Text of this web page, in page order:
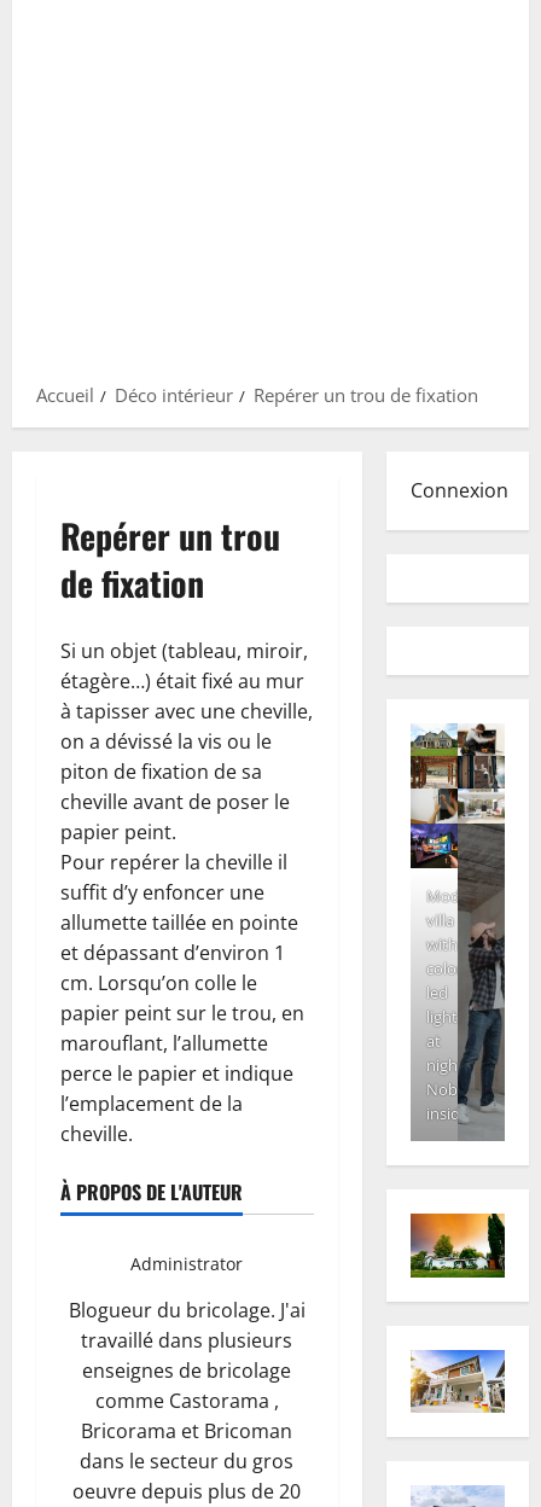
Accueil Déco intérieur Repérer un trou de fixation
Repérer un trou
de fixation
Si un objet (tableau, miroir,
étagère…) était fixé au mur
à tapisser avec une cheville,
on a dévissé la vis ou le
piton de fixation de sa
cheville avant de poser le
papier peint.
Pour repérer la cheville il
suffit d’y enfoncer une
allumette taillée en pointe
et dépassant d’environ 1
cm. Lorsqu’on colle le
papier peint sur le trou, en
marouflant, l’allumette
perce le papier et indique
l’emplacement de la
cheville.
À PROPOS DE L'AUTEUR
Administrator
Blogueur du bricolage. J'ai
travaillé dans plusieurs
enseignes de bricolage
comme Castorama ,
Bricorama et Bricoman
dans le secteur du gros
oeuvre depuis plus de 20
Connexion
Modern
villa
with
colored
led
lights
at
night.
Nobody
inside